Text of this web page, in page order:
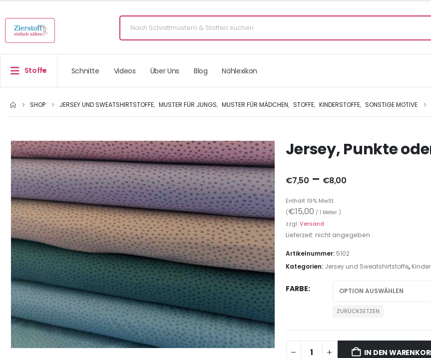
Stoffe Schnitte Videos Über Uns Blog Nählexikon
SHOP JERSEY UND SWEATSHIRTSTOFFE, MUSTER FÜR JUNGS, MUSTER FÜR MÄDCHEN, STOFFE, KINDERSTOFFE, SONSTIGE MOTIVE
Jersey, Punkte
€7,50 – €8,00
Enthält 19% MwSt.
(€15,00 / 1 Meter )
zzgl.Versand
Lieferzeit: nicht angegeben
Artikelnummer: 5102
Kategorien: Jersey und Sweatshirtstoffe,
FARBE
ZURÜCKSETZEN
IN DEN